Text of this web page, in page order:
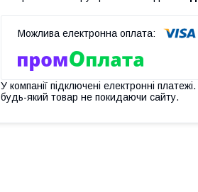
У компанії підключені електронні
будь-який товар не покидаючи сайту.